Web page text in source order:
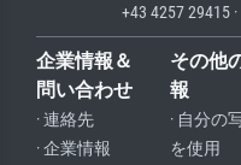
+43 4257 29415
企業情報＆
問い合わせ
· 連絡先
· 企業情報
その他
報
· 自分の
を使用